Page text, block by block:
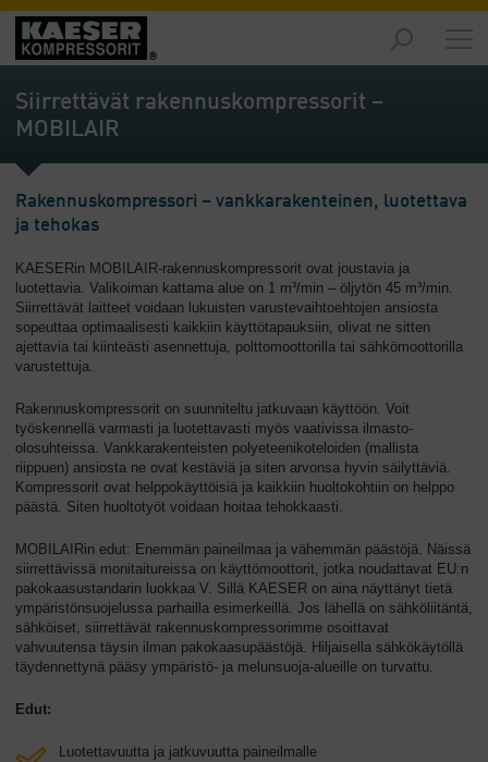
Markkinat
-
Yhteenveto
Yhteenveto
-
Yhteenveto
Palvelut
-
Yritys
-
Yhteenveto
Siirrettävät rakennuskompressorit –
MOBILAIR
Rakennuskompressori – vankkarakenteinen, luotettava
ja tehokas
KAESERin MOBILAIR-rakennuskompressorit ovat joustavia ja
luotettavia. Valikoiman kattama alue on 1 m³/min – öljytön 45 m³/min.
Siirrettävät laitteet voidaan lukuisten varustevaihtoehtojen ansiosta
sopeuttaa optimaalisesti kaikkiin käyttötapauksiin, olivat ne sitten
ajettavia tai kiinteästi asennettuja, polttomoottorilla tai sähkömoottorilla
varustettuja.
Rakennuskompressorit on suunniteltu jatkuvaan käyttöön. Voit
työskennellä varmasti ja luotettavasti myös vaativissa ilmasto-
olosuhteissa. Vankkarakenteisten polyeteenikoteloiden (mallista
riippuen) ansiosta ne ovat kestäviä ja siten arvonsa hyvin säilyttäviä.
Kompressorit ovat helppokäyttöisiä ja kaikkiin huoltokohtiin on helppo
päästä. Siten huoltotyöt voidaan hoitaa tehokkaasti.
MOBILAIRin edut: Enemmän paineilmaa ja vähemmän päästöjä. Näissä
siirrettävissä monitaitureissa on käyttömoottorit, jotka noudattavat EU:n
pakokaasustandarin luokkaa V. Sillä KAESER on aina näyttänyt tietä
ympäristönsuojelussa parhailla esimerkeillä. Jos lähellä on sähköliitäntä,
sähköiset, siirrettävät rakennuskompressorimme osoittavat
vahvuutensa täysin ilman pakokaasupäästöjä. Hiljaisella sähkökäytöllä
täydennettynä pääsy ympäristö- ja melunsuoja-alueille on turvattu.
Edut:
Luotettavuutta ja jatkuvuutta paineilmalle